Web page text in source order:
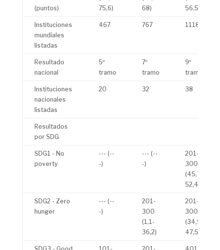
(puntos)
75,6)
68)
56.5)
Instituciones
mundiales
listadas
467 767 1118
Resultado
nacional
5º
tramo
7º
tramo
9º
tramo
Instituciones
nacionales
listadas
20 32 38
Resultados
por SDG
SDG1 - No
poverty
--- (--
-)
--- (--
-)
201-
300
(45,7-
52,4)
SDG2 - Zero
hunger
--- (--
-)
201-
300
(1,1-
36,2)
201-
300
(34,9-
47,5)